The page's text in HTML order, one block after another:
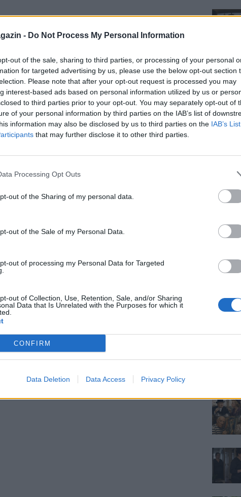
- Do Not Process My Personal Information
out of the sale, sharing to third parties, or processing of your personal
for targeted advertising by us, please use the below opt-out section
Please note that after your opt-out request is processed you may
interest-based ads based on personal information utilized by us or
to third parties prior to your opt-out. You may separately opt-out of
of your personal information by third parties on the IAB’s list of
information may also be disclosed by us to third parties on the IAB’s
that may further disclose it to other third parties.
Processing Opt Outs
out of the Sharing of my personal data.
out of the Sale of my Personal Data.
out of processing my Personal Data for Targeted
out of Collection, Use, Retention, Sale, and/or Sharing
Data that Is Unrelated with the Purposes for which it
CONFIRM
Data Deletion Data Access Privacy Policy